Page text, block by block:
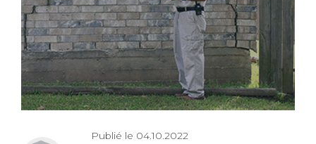
Publié le 04.10.2022